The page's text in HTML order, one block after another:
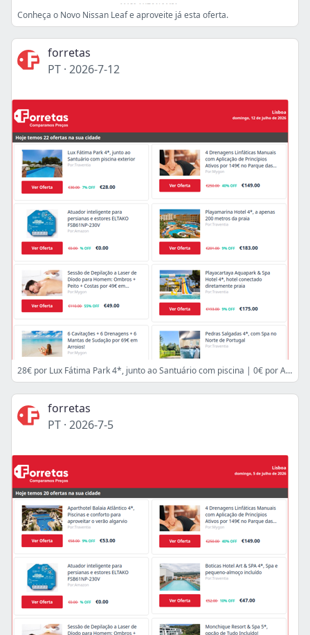
Conheça o Novo Nissan Leaf e aproveite já esta oferta.
forretas
PT · 2026-7-12
28€ por Lux Fátima Park 4*, junto ao Santuário com piscina | 0€ por Atuador inteligente para persianas e estores ELTAKO | 49€ por Sessão de Depilação a Laser de Díodo para Homem: Ombros
forretas
PT · 2026-7-5